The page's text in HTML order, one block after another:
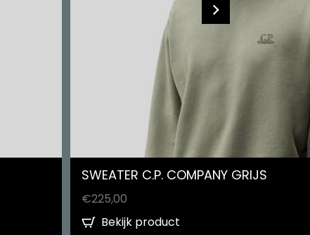
SWEATER C.P. COMPANY GRIJS
€225,00
Bekijk product